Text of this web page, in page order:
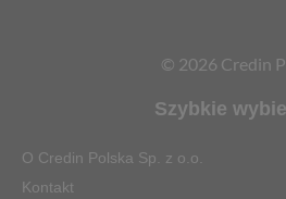
© 2026 Credin
Szybkie
O Credin Polska Sp. z o.o.
Kontakt